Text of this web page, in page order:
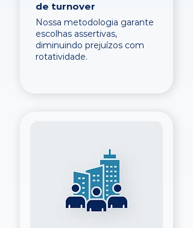
de turnover
Nossa metodologia garante
escolhas assertivas,
diminuindo prejuízos com
rotatividade.